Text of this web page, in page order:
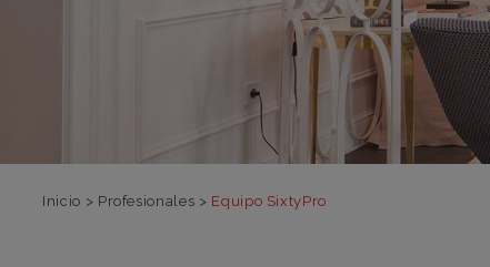
Inicio > Profesionales > Equipo SixtyPro